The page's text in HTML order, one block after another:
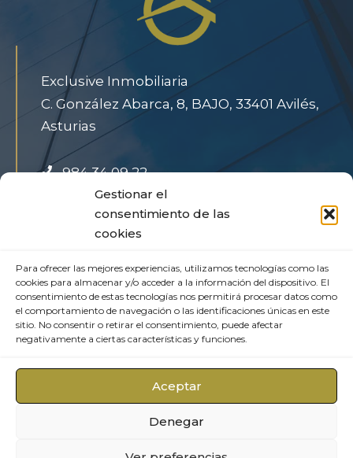
Gestionar el
consentimiento de las
cookies
Para ofrecer las mejores experiencias, utilizamos tecnologías como las
cookies para almacenar y/o acceder a la información del dispositivo. El
consentimiento de estas tecnologías nos permitirá procesar datos como
el comportamiento de navegación o las identificaciones únicas en este
sitio. No consentir o retirar el consentimiento, puede afectar
negativamente a ciertas características y funciones.
Aceptar
Denegar
Exclusive Inmobiliaria
C. González Abarca, 8, BAJO, 33401 Avilés,
Asturias
984 34 09 22
info@exclusiveinmo.com
Aviso Legal
Política de Privacidad
Política de cookies
© 2026 Exclusive Inmobiliaria • Desarrollado por